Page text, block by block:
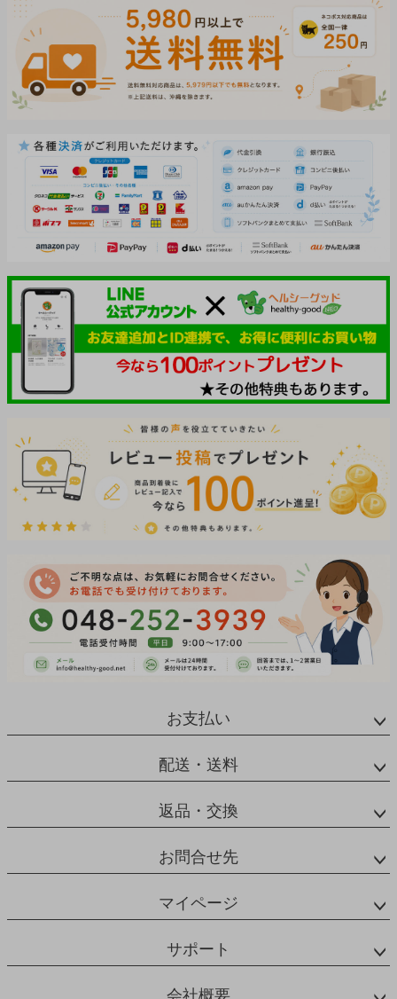
お支払い
配送・送料
返品・交換
お問合せ先
マイページ
サポート
会社概要